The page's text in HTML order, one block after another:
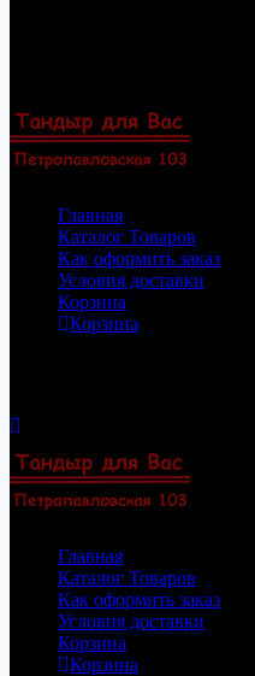
Главная
Каталог Товаров
Как оформить заказ
Условия доставки
Корзина
Корзина
Главная
Каталог Товаров
Как оформить заказ
Условия доставки
Корзина
Корзина